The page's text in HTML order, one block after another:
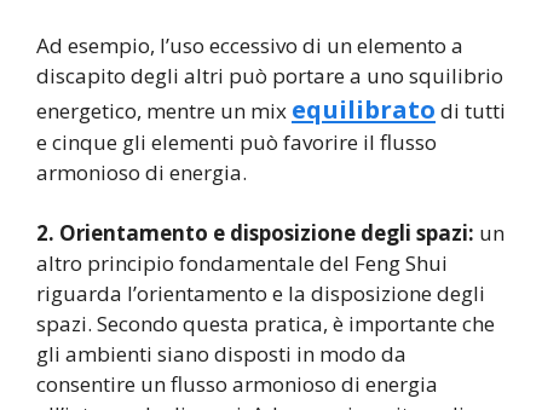
Ad esempio, l’uso eccessivo di un elemento a
discapito degli altri può portare a uno squilibrio
energetico, mentre un mix equilibrato di tutti
e cinque gli elementi può favorire il flusso
armonioso di energia.
2. Orientamento e disposizione degli spazi: un
altro principio fondamentale del Feng Shui
riguarda l’orientamento e la disposizione degli
spazi. Secondo questa pratica, è importante che
gli ambienti siano disposti in modo da
consentire un flusso armonioso di energia